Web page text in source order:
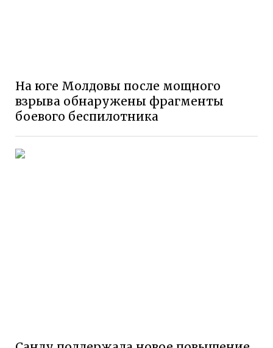
На юге Молдовы после мощного
взрыва обнаружены фрагменты
боевого беспилотника